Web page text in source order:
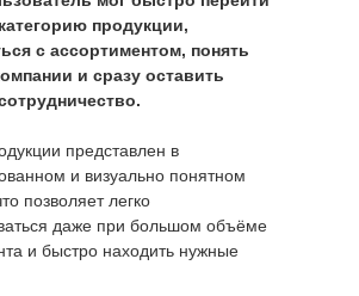
продукции,
с ассортиментом, понять
и сразу оставить
представлен в
и визуально понятном
позволяет легко
даже при большом объёме
и быстро находить нужные